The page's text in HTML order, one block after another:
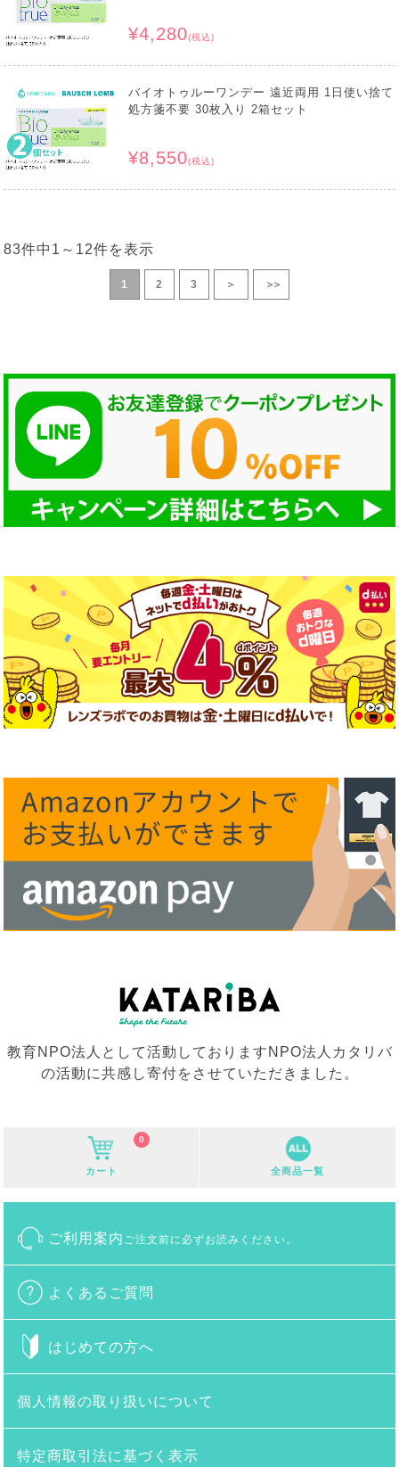
¥4,280(税込)
バイオトゥルーワンデー 遠近両用 1日使い捨て
処方箋不要 30枚入り 2箱セット
¥8,550(税込)
83件中 1 ～ 12件を表示
1 2 3 ＞ ＞＞
教育NPO法人として活動しておりますNPO法人カタリバ
の活動に共感し寄付をさせていただきました。
カート
0
全商品一覧
ご利用案内 ご注文前に必ずお読みください。
よくあるご質問
はじめての方へ
個人情報の取り扱いについて
特定商取引法に基づく表示